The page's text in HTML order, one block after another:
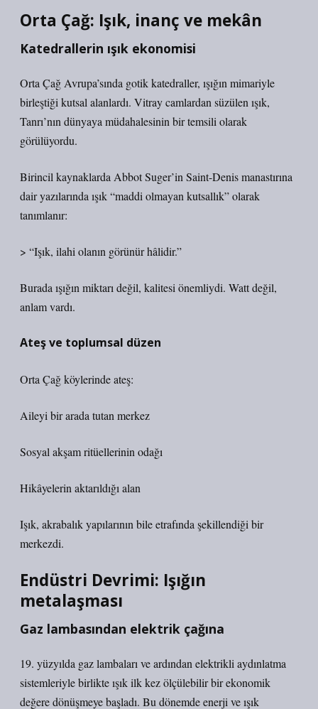
Orta Çağ: Işık, inanç ve mekân
Katedrallerin ışık ekonomisi
Orta Çağ Avrupa’sında gotik katedraller, ışığın mimariyle
birleştiği kutsal alanlardı. Vitray camlardan süzülen ışık,
Tanrı’nın dünyaya müdahalesinin bir temsili olarak
görülüyordu.
Birincil kaynaklarda Abbot Suger’in Saint-Denis manastırına
dair yazılarında ışık “maddi olmayan kutsallık” olarak
tanımlanır:
> “Işık, ilahi olanın görünür hâlidir.”
Burada ışığın miktarı değil, kalitesi önemliydi. Watt değil,
anlam vardı.
Ateş ve toplumsal düzen
Orta Çağ köylerinde ateş:
Aileyi bir arada tutan merkez
Sosyal akşam ritüellerinin odağı
Hikâyelerin aktarıldığı alan
Işık, akrabalık yapılarının bile etrafında şekillendiği bir
merkezdi.
Endüstri Devrimi: Işığın
metalaşması
Gaz lambasından elektrik çağına
19. yüzyılda gaz lambaları ve ardından elektrikli aydınlatma
sistemleriyle birlikte ışık ilk kez ölçülebilir bir ekonomik
değere dönüşmeye başladı. Bu dönemde enerji ve ışık